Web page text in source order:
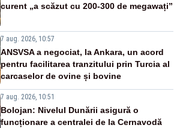
curent „a scăzut cu 200-300 de megawați”
7 aug. 2026, 10:57
ANSVSA a negociat, la Ankara, un acord
pentru facilitarea tranzitului prin Turcia al
carcaselor de ovine și bovine
7 aug. 2026, 10:51
Bolojan: Nivelul Dunării asigură o
funcționare a centralei de la Cernavodă